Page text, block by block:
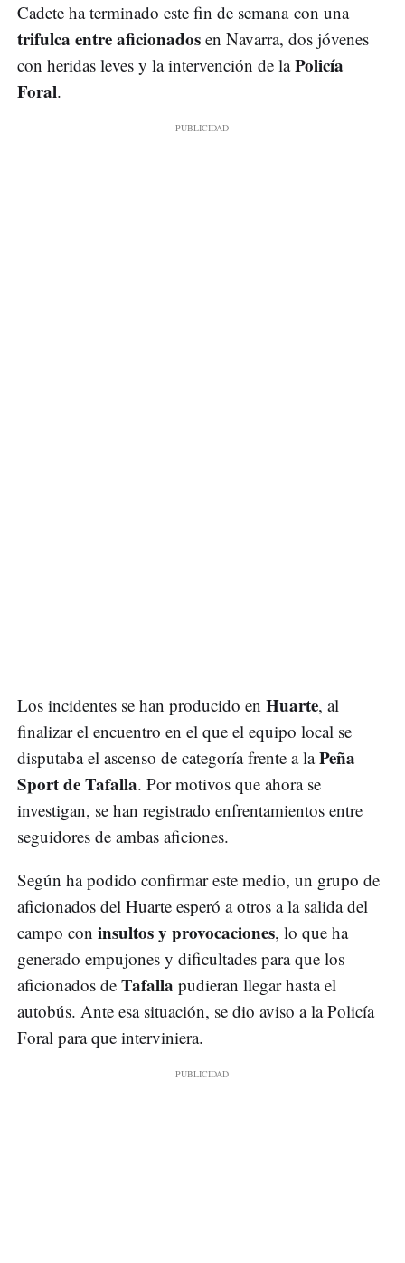
Cadete ha terminado este fin de semana con una
trifulca entre aficionados en Navarra, dos jóvenes
con heridas leves y la intervención de laPolicía
Foral.
Los incidentes se han producido en Huarte, al
finalizar el encuentro en el que el equipo local se
disputaba el ascenso de categoría frente a laPeña
Sport de Tafalla. Por motivos que ahora se
investigan, se han registrado enfrentamientos entre
seguidores de ambas aficiones.
Según ha podido confirmar este medio, un grupo de
aficionados del Huarte esperó a otros a la salida del
campo con insultos y provocaciones, lo que ha
generado empujones y dificultades para que los
aficionados de Tafalla pudieran llegar hasta el
autobús. Ante esa situación, se dio aviso a la Policía
Foral para que interviniera.